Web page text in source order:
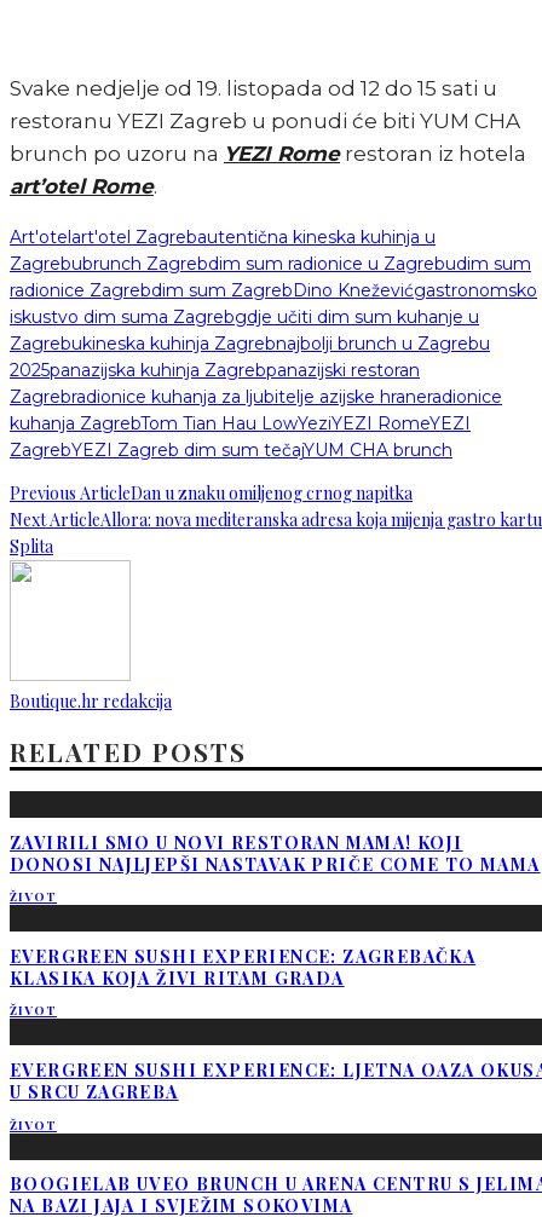
Svake nedjelje od 19. listopada od 12 do 15 sati u
restoranu YEZI Zagreb u ponudi će biti YUM CHA
brunch po uzoru na YEZI Romerestoran iz hotela
art’otel Rome.
Art'otelart'otel Zagrebautentična kineska kuhinja u
Zagrebubrunch Zagrebdim sum radionice u Zagrebudim sum
radionice Zagrebdim sum ZagrebDino Kneževićgastronomsko
iskustvo dim suma Zagrebgdje učiti dim sum kuhanje u
Zagrebukineska kuhinja Zagrebnajbolji brunch u Zagrebu
2025panazijska kuhinja Zagrebpanazijski restoran
Zagrebradionice kuhanja za ljubitelje azijske hraneradionice
kuhanja ZagrebTom Tian Hau LowYeziYEZI RomeYEZI
ZagrebYEZI Zagreb dim sum tečajYUM CHA brunch
Previous ArticleDan u znaku omiljenog crnog napitka
Next ArticleAllora: nova mediteranska adresa koja mijenja gastro kartu
Splita
Boutique.hr redakcija
RELATED POSTS
ZAVIRILI SMO U NOVI RESTORAN MAMA! KOJI
DONOSI NAJLJEPŠI NASTAVAK PRIČE COME TO MAMA
ŽIVOT
EVERGREEN SUSHI EXPERIENCE: ZAGREBAČKA
KLASIKA KOJA ŽIVI RITAM GRADA
ŽIVOT
EVERGREEN SUSHI EXPERIENCE: LJETNA OAZA
U SRCU ZAGREBA
ŽIVOT
BOOGIELAB UVEO BRUNCH U ARENA CENTRU S
NA BAZI JAJA I SVJEŽIM SOKOVIMA